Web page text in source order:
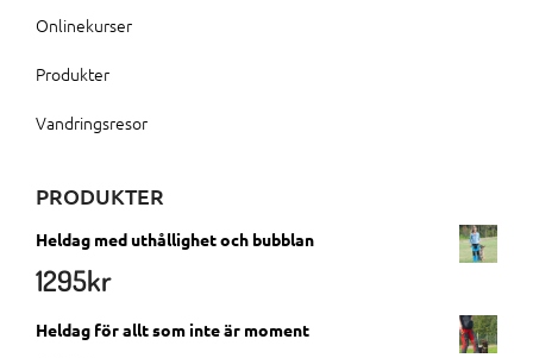
Onlinekurser
Produkter
Vandringsresor
PRODUKTER
Heldag med uthållighet och bubblan
1295kr
Heldag för allt som inte är moment